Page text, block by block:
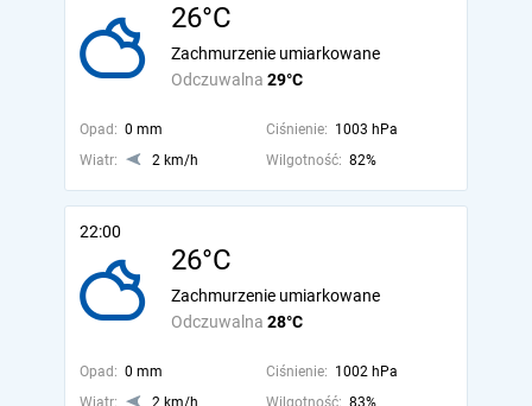
26°C
Odczuwalna 29°C
Zachmurzenie umiarkowane
Opad: 0 mm Ciśnienie: 1003 hPa
Wiatr:
2 km/h Wilgotność: 82%
22:00
26°C
Odczuwalna 28°C
Zachmurzenie umiarkowane
Opad: 0 mm Ciśnienie: 1002 hPa
Wiatr:
2 km/h Wilgotność: 83%